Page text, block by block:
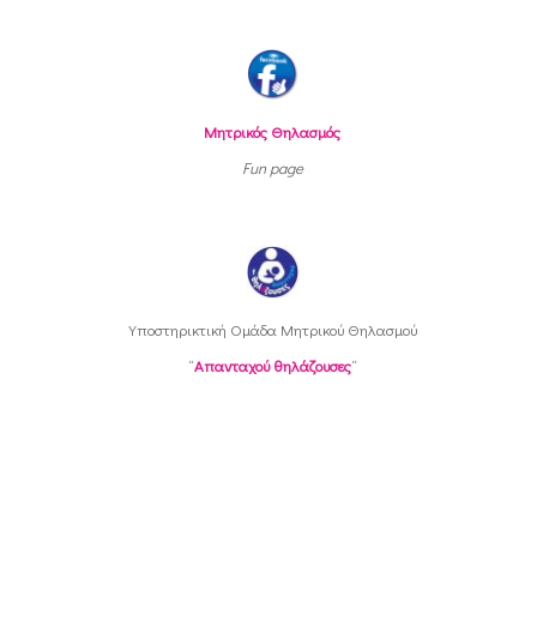
Μητρικός Θηλασμός
Fun page
Υποστηρικτική Oμάδα Μητρικού Θηλασμού
“Απανταχού θηλάζουσες“